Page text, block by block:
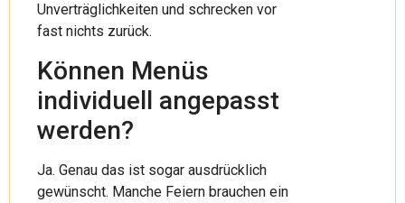
Unverträglichkeiten und schrecken vor
fast nichts zurück.
Können Menüs
individuell angepasst
werden?
Ja. Genau das ist sogar ausdrücklich
gewünscht. Manche Feiern brauchen ein